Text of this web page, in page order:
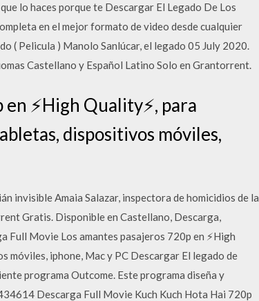
lo haces porque te Descargar El Legado De Los
en el mejor formato de video desde cualquier
( Pelicula ) Manolo Sanlúcar, el legado 05 July 2020.
Castellano y Español Latino Solo en Grantorrent.
⚡High Quality⚡, para
dispositivos móviles,
invisible Amaia Salazar, inspectora de homicidios de la
Gratis. Disponible en Castellano, Descarga,
Movie Los amantes pasajeros 720p en ⚡High
móviles, iphone, Mac y PC Descargar El legado de
programa Outcome. Este programa diseña y
Descarga Full Movie Kuch Kuch Hota Hai 720p